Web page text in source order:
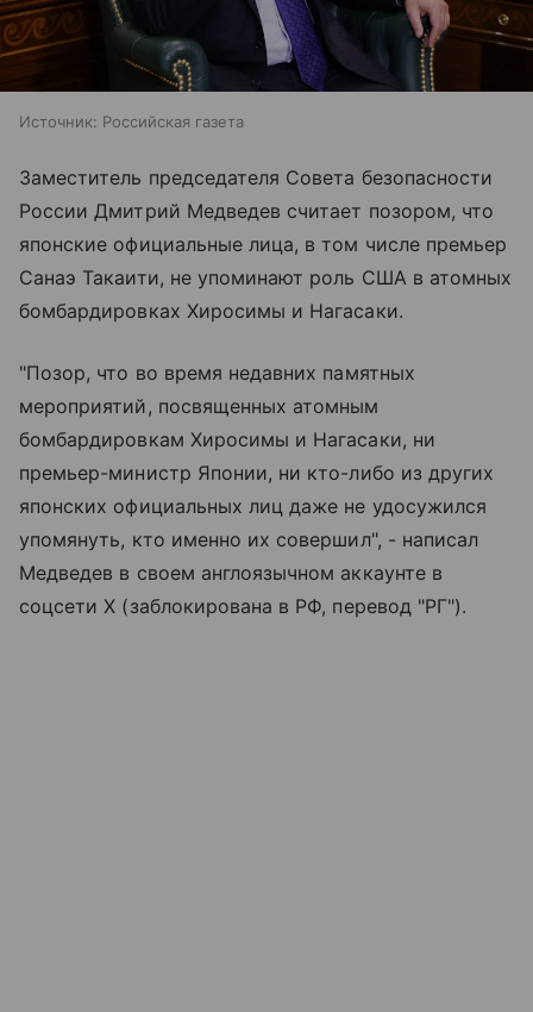
Источник: Российская газета
Заместитель председателя Совета безопасности
России Дмитрий Медведев считает позором, что
японские официальные лица, в том числе премьер
Санаэ Такаити, не упоминают роль США в атомных
бомбардировках Хиросимы и Нагасаки.
"Позор, что во время недавних памятных
мероприятий, посвященных атомным
бомбардировкам Хиросимы и Нагасаки, ни
премьер-министр Японии, ни кто-либо из других
японских официальных лиц даже не удосужился
упомянуть, кто именно их совершил", - написал
Медведев в своем англоязычном аккаунте в
соцсети X (заблокирована в РФ, перевод "РГ").